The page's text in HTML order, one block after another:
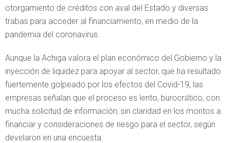
otorgamiento de créditos con aval del Estado y diversas
trabas para acceder al financiamiento, en medio de la
pandemia del coronavirus.
Aunque la Achiga valora el plan económico del Gobierno y la
inyección de liquidez para apoyar al sector, que ha resultado
fuertemente golpeado por los efectos del Covid-19, las
empresas señalan que el proceso es lento, burocrático, con
mucha solicitud de información, sin claridad en los montos a
financiar y consideraciones de riesgo para el sector, según
develaron en una encuesta.